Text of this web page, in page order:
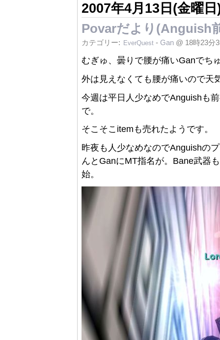
2007年4月13日(金曜日
Povarだより(Anguish
カテゴリー: EverQuest - Gan @ 18時23分
むぎゅ、曇りで腰が痛いGanでち
外は見えなくても腰が痛いので天
今週は平日人少なめでAnguishも
で。
そこそこitemも売れたようです。
昨夜も人少なめなのでAnguishの
んとGanにMT指名が。Bane武器
始。